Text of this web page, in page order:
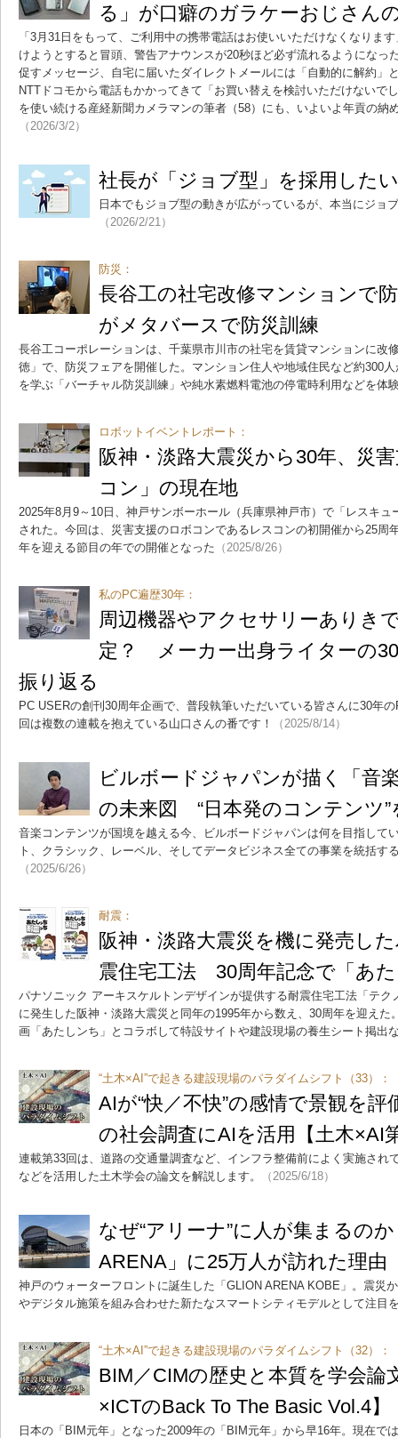
る」が口癖のガラケーおじさん
「3月31日をもって、ご利用中の携帯電話はお使いいただけなくなりま
けようとすると冒頭、警告アナウンスが20秒ほど必ず流れるようになっ
促すメッセージ、自宅に届いたダイレクトメールには「自動的に解約」
NTTドコモから電話もかかってきて「お買い替えを検討いただけないで
を使い続ける産経新聞カメラマンの筆者（58）にも、いよいよ年貢の納
（2026/3/2）
社長が「ジョブ型」を採用した
日本でもジョブ型の動きが広がっているが、本当にジョ
（2026/2/21）
防災：
長谷工の社宅改修マンションで
がメタバースで防災訓練
長谷工コーポレーションは、千葉県市川市の社宅を賃貸マンションに改
徳」で、防災フェアを開催した。マンション住人や地域住民など約300
を学ぶ「バーチャル防災訓練」や純水素燃料電池の停電時利用などを体
ロボットイベントレポート：
阪神・淡路大震災から30年、災
コン」の現在地
2025年8月9～10日、神戸サンボーホール（兵庫県神戸市）で「レスキ
された。今回は、災害支援のロボコンであるレスコンの初開催から25周
年を迎える節目の年での開催となった （2025/8/26）
私のPC遍歴30年：
周辺機器やアクセサリーありき
定？ メーカー出身ライターの
振り返る
PC USERの創刊30周年企画で、普段執筆いただいている皆さんに30年
回は複数の連載を抱えている山口さんの番です！
（2025/8/14）
ビルボードジャパンが描く「音
の未来図 “日本発のコンテンツ”
音楽コンテンツが国境を越える今、ビルボードジャパンは何を目指して
ト、クラシック、レーベル、そしてデータビジネス全ての事業を統括す
（2025/6/26）
耐震：
阪神・淡路大震災を機に発売し
震住宅工法 30周年記念で「あ
パナソニック アーキスケルトンデザインが提供する耐震住宅工法「テク
に発生した阪神・淡路大震災と同年の1995年から数え、30周年を迎えた
画「あたしンち」とコラボして特設サイトや建設現場の養生シート掲出
“土木×AI”で起きる建設現場のパラダイムシフト（33）：
AIが“快／不快”の感情で景観を
の社会調査にAIを活用【土木×AI
連載第33回は、道路の交通量調査など、インフラ整備前によく実施され
などを活用した土木学会の論文を解説します。
（2025/6/18）
なぜ“アリーナ”に人が集まるの
ARENA」に25万人が訪れた理由
神戸のウォーターフロントに誕生した「GLION ARENA KOBE」。震災
やデジタル施策を組み合わせた新たなスマートシティモデルとして注目
“土木×AI”で起きる建設現場のパラダイムシフト（32）：
BIM／CIMの歴史と本質を学会論
×ICTのBack To The Basic Vol.4】
日本の「BIM元年」となった2009年の「BIM元年」から早16年。現在で